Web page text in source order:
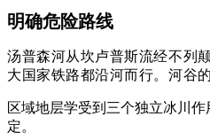
明确危险路线
汤普森河从坎卢普斯流经不列
大国家铁路都沿河而行。河谷
区域地层学受到三个独立冰川作
定。